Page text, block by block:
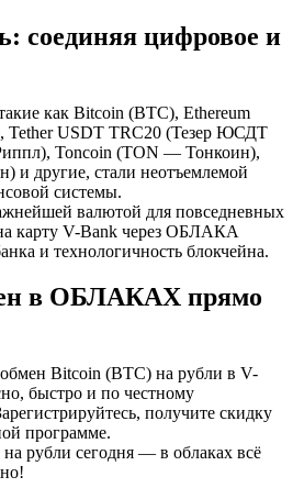
соединяя цифровое и
как Bitcoin (BTC), Ethereum
USDT TRC20 (Тезер ЮСДТ
Toncoin (TON — Тонкоин),
и другие, стали неотъемлемой
системы.
валютой для повседневных
карту V-Bank через ОБЛАКА
и технологичность блокчейна.
в ОБЛАКАХ прямо
Bitcoin (BTC) на рубли в V-
быстро и по честному
получите скидку
программе.
рубли сегодня — в облаках всё